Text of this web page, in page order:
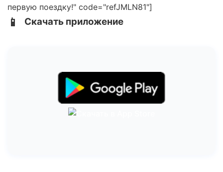
первую поездку!" code="refJMLN81"]
📱 Скачать приложение